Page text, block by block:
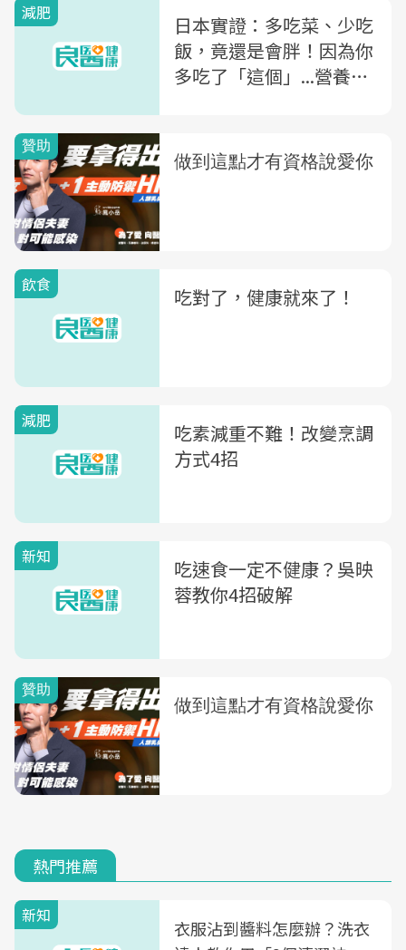
減肥
日本實證：多吃菜、少吃
飯，竟還是會胖！因為你
多吃了「這個」...營養師
飲食 吃對了，健康就來了！
減肥
吃素減重不難！改變烹調
方式4招
新知
吃速食一定不健康？吳映
蓉教你4招破解
熱門推薦
新知
衣服沾到醬料怎麼辦？洗衣